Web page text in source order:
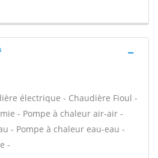
électrique - Chaudière Fioul -
- Pompe à chaleur air-air -
- Pompe à chaleur eau-eau -
-